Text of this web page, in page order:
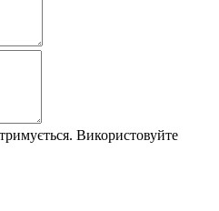
Використовуйте